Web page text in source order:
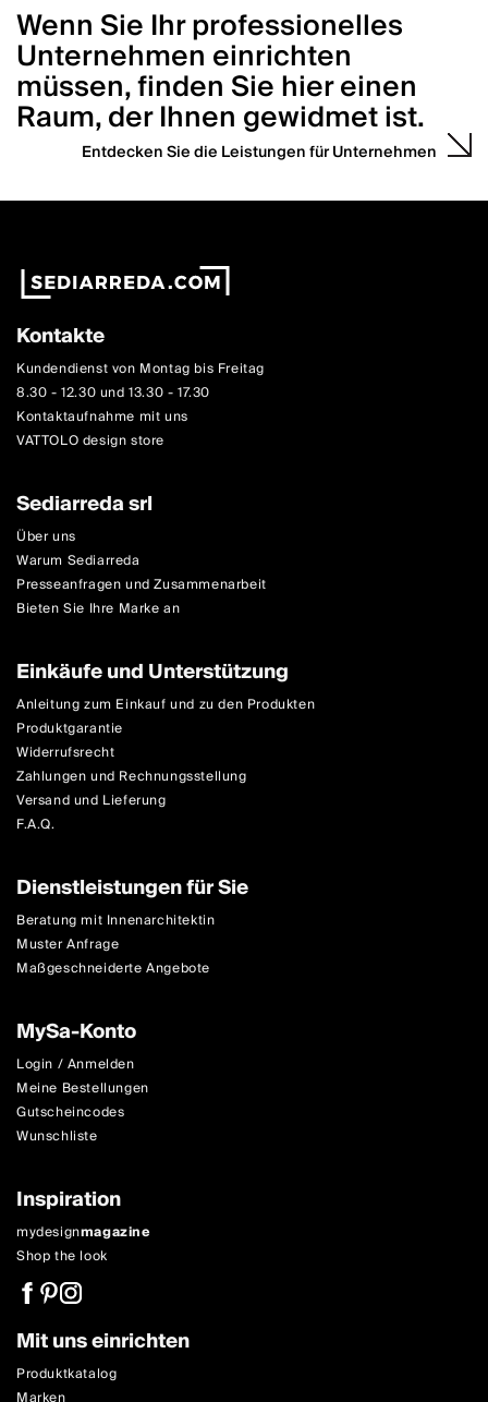
Wenn Sie Ihr professionelles
Unternehmen einrichten
müssen, finden Sie hier einen
Raum, der Ihnen gewidmet ist.
Entdecken Sie die Leistungen für Unternehmen
Kontakte
Kundendienst von Montag bis Freitag
8.30 - 12.30 und 13.30 - 17.30
Kontaktaufnahme mit uns
VATTOLO design store
Sediarreda srl
Über uns
Warum Sediarreda
Presseanfragen und Zusammenarbeit
Bieten Sie Ihre Marke an
Einkäufe und Unterstützung
Anleitung zum Einkauf und zu den Produkten
Produktgarantie
Widerrufsrecht
Zahlungen und Rechnungsstellung
Versand und Lieferung
F.A.Q.
Dienstleistungen für Sie
Beratung mit Innenarchitektin
Muster Anfrage
Maßgeschneiderte Angebote
MySa-Konto
Login / Anmelden
Meine Bestellungen
Gutscheincodes
Wunschliste
Inspiration
mydesignmagazine
Shop the look
Mit uns einrichten
Produktkatalog